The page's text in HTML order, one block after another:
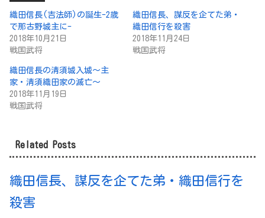
織田信長(吉法師)の誕生-2歳
で那古野城主に-
2018年10月21日
戦国武将
織田信長、謀反を企てた弟・
織田信行を殺害
2018年11月24日
戦国武将
織田信長の清須城入城～主
家・清須織田家の滅亡～
2018年11月19日
戦国武将
Related Posts
織田信長、謀反を企てた弟・織田信行を
殺害